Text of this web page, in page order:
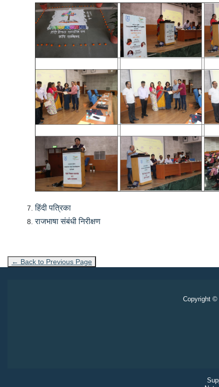
हिंदी पत्रिका
राजभाषा संबंधी निरीक्षण
← Back to Previous Page
Copyright ©